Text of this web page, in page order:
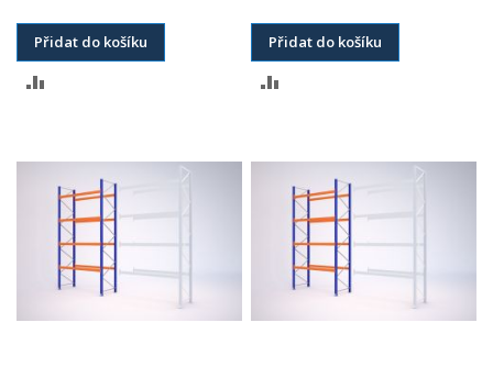
Přidat do košíku
POROVNÁNÍ
Přidat do košíku
POROVNÁNÍ